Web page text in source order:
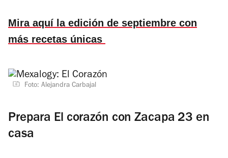
Mira aquí la edición de septiembre con
más recetas únicas
Foto: Alejandra Carbajal
Prepara El corazón con Zacapa 23 en
casa